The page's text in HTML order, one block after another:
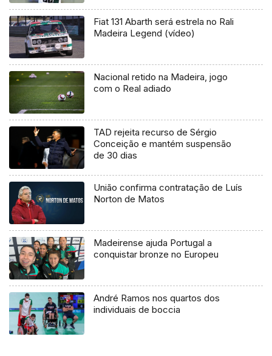
Fiat 131 Abarth será estrela no Rali
Madeira Legend (vídeo)
Nacional retido na Madeira, jogo
com o Real adiado
TAD rejeita recurso de Sérgio
Conceição e mantém suspensão
de 30 dias
União confirma contratação de Luís
Norton de Matos
Madeirense ajuda Portugal a
conquistar bronze no Europeu
André Ramos nos quartos dos
individuais de boccia